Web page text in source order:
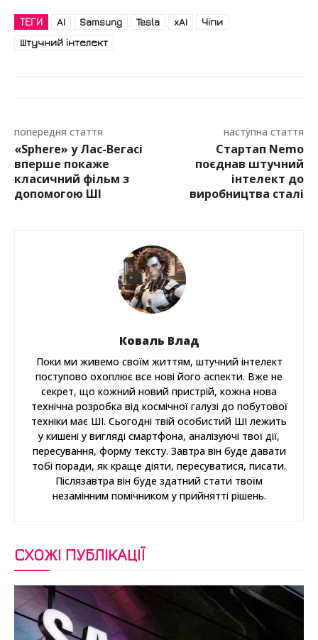
ТЕГИ AI Samsung Tesla xAI
Чіпи
Штучний інтелект
попередня стаття
«Sphere» у Лас-Вегасі
вперше покаже
класичний фільм з
допомогою ШІ
наступна стаття
Стартап Nemo
поєднав штучний
інтелект до
виробництва сталі
Коваль Влад
Поки ми живемо своїм життям, штучний інтелект
поступово охоплює все нові його аспекти. Вже не
секрет, що кожний новий пристрій, кожна нова
технічна розробка від космічної галузі до побутової
техніки має ШІ. Сьогодні твій особистий ШІ лежить
у кишені у вигляді смартфона, аналізуючі твої дії,
пересування, форму тексту. Завтра він буде давати
тобі поради, як краще діяти, пересуватися, писати.
Післязавтра він буде здатний стати твоїм
незамінним помічником у прийнятті рішень.
СХОЖІ ПУБЛІКАЦІЇ